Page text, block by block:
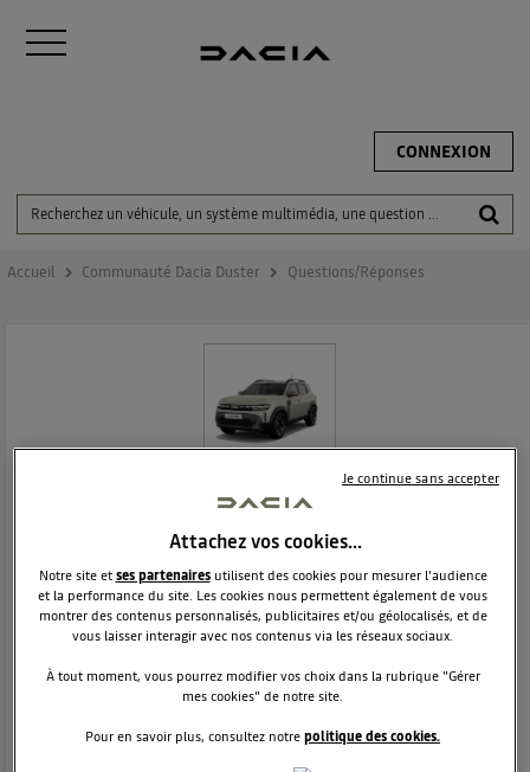
CONNEXION
Accueil Communauté Dacia Duster Questions/Réponses
DACIA DUSTER
SUV DACIA
Voir la description
Dacia Duster - L'authentique SUV
POSEZ UNE QUESTION
REJOINDRE
Attachez vos cookies…
Notre site etses partenairesutilisent des cookies pour mesurer l'audience
et la performance du site. Les cookies nous permettent également de vous
montrer des contenus personnalisés, publicitaires et/ou géolocalisés, et de
vous laisser interagir avec nos contenus via les réseaux sociaux.
À tout moment, vous pourrez modifier vos choix dans la rubrique "Gérer
mes cookies" de notre site.
Pour en savoir plus, consultez notrepolitique des cookies.
Je continue sans accepter